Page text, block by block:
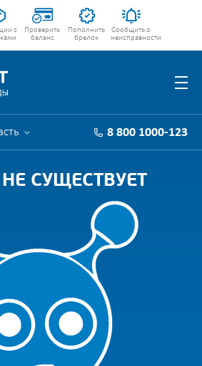
с
Проверить
баланс
Пополнить
брелок
Сообщить о
неисправности
8 800 1000-123
СУЩЕСТВУЕТ